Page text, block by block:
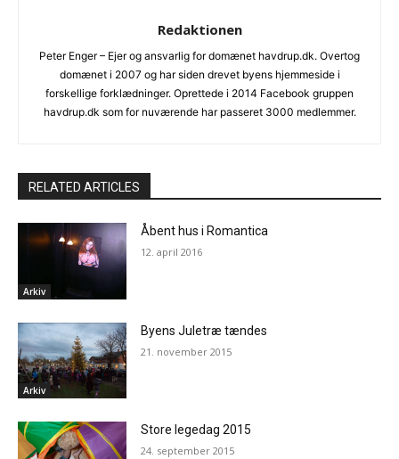
Redaktionen
Peter Enger – Ejer og ansvarlig for domænet havdrup.dk. Overtog
domænet i 2007 og har siden drevet byens hjemmeside i
forskellige forklædninger. Oprettede i 2014 Facebook gruppen
havdrup.dk som for nuværende har passeret 3000 medlemmer.
RELATED ARTICLES
Arkiv
Åbent hus i Romantica
12. april 2016
Arkiv
Byens Juletræ tændes
21. november 2015
Store legedag 2015
24. september 2015